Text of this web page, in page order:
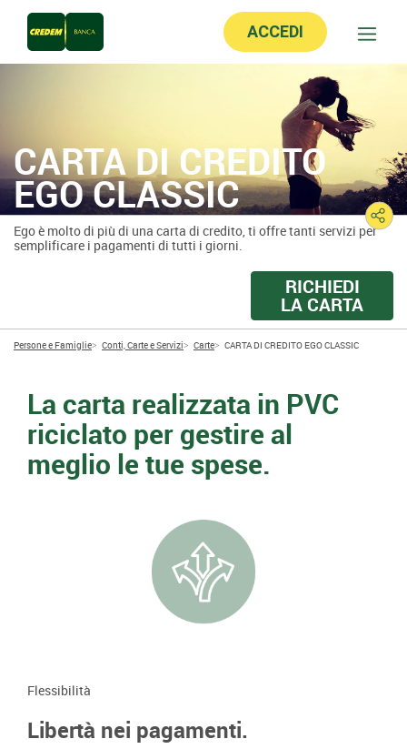
ACCEDI
CARTA DI CREDITO
EGO CLASSIC
Ego è molto di più di una carta di credito, ti offre tanti servizi per
semplificare i pagamenti di tutti i giorni.
RICHIEDI
LA CARTA
Persone e Famiglie Conti, Carte e Servizi Carte CARTA DI CREDITO EGO CLASSIC
La carta realizzata in PVC
riciclato per gestire al
meglio le tue spese.
Flessibilità
Libertà nei pagamenti.